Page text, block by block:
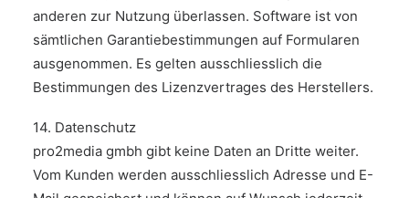
anderen zur Nutzung überlassen. Software ist von
sämtlichen Garantiebestimmungen auf Formularen
ausgenommen. Es gelten ausschliesslich die
Bestimmungen des Lizenzvertrages des Herstellers.
14. Datenschutz
pro2media gmbh gibt keine Daten an Dritte weiter.
Vom Kunden werden ausschliesslich Adresse und E-